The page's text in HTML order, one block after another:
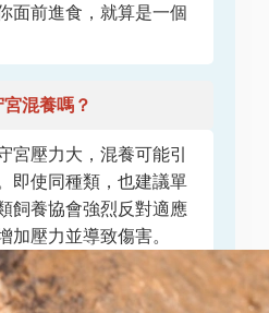
面前進食，就算是一個
混養嗎？
宮壓力大，混養可能引
即使同種類，也建議單
飼養協會強烈反對適應
加壓力並導致傷害。